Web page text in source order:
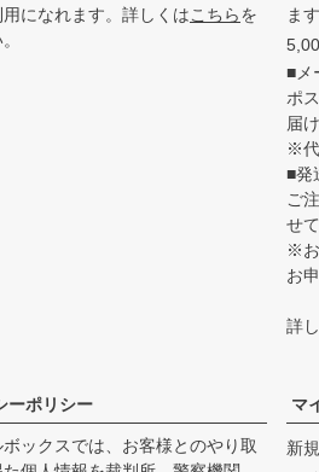
になれます。詳しくはこちらを
ます
■メ
ポ
届
※
■発
ご
せ
※お
お
詳
ーポリシー
ックスでは、お客様とのやり取
マ
新